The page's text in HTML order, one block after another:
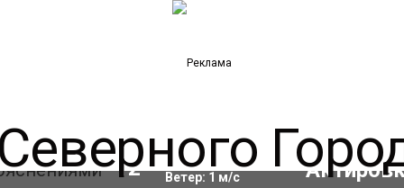
12°C Влажность:68%
Ветер: 1 м/с